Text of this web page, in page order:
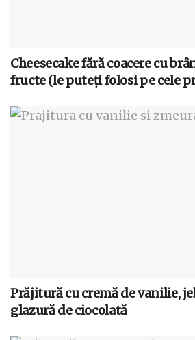
Cheesecake fără coacere cu
fructe (le puteți folosi pe cele
Prăjitură cu cremă de vanilie,
glazură de ciocolată